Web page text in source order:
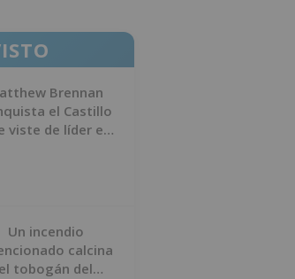
Brennan
el Castillo
viste de líder en
Un incendio
calcina
el tobogán del